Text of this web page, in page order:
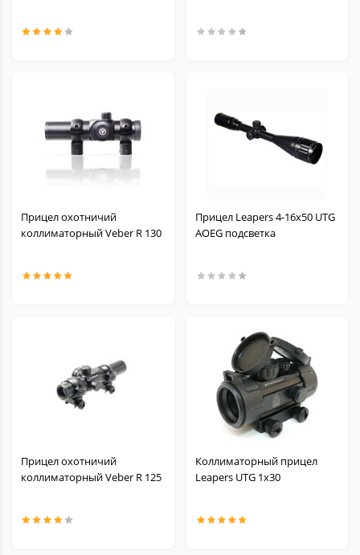
Прицел охотничий
коллиматорный Veber R 130
Прицел Leapers 4-16x50 UTG
AOEG подсветка
Прицел охотничий
коллиматорный Veber R 125
Коллиматорный прицел
Leapers UTG 1x30